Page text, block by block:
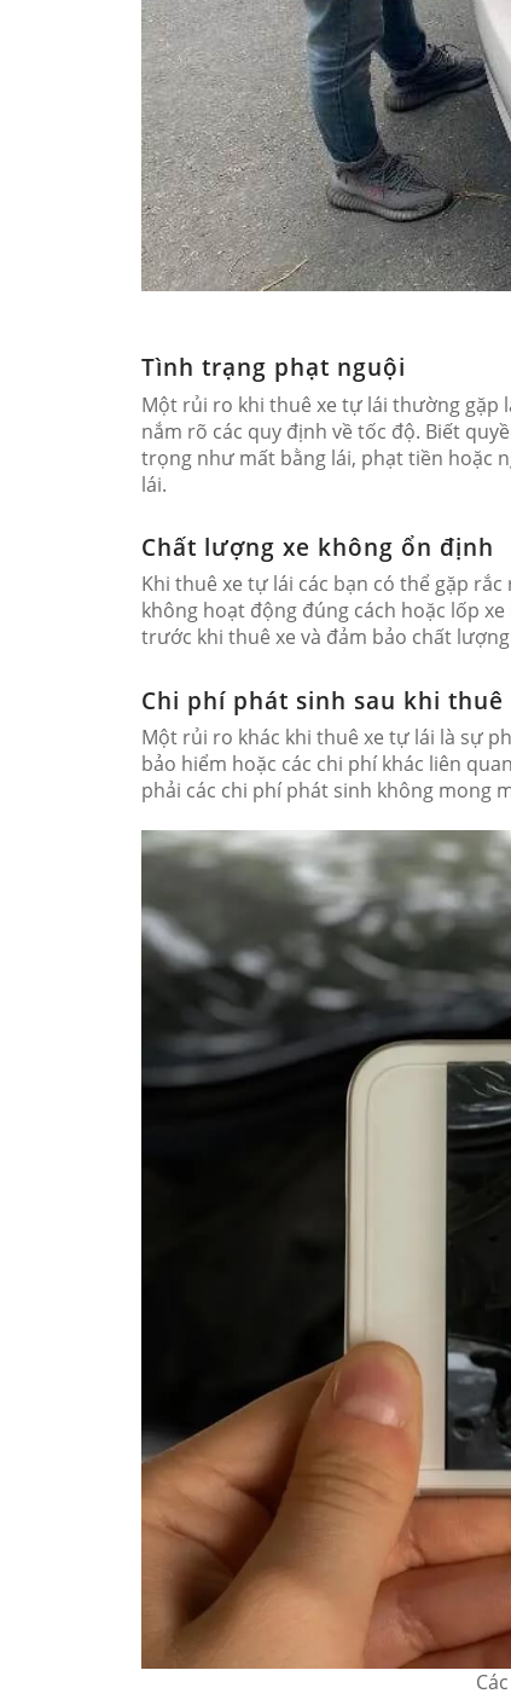
Tình trạng phạt nguội
Một rủi ro khi thuê xe tự lái thường gặp
nắm rõ các quy định về tốc độ. Biết
trọng như mất bằng lái, phạt tiền hoặc
lái.
Chất lượng xe không ổn định
Khi thuê xe tự lái các bạn có thể gặp
không hoạt động đúng cách hoặc lốp
trước khi thuê xe và đảm bảo chất
Chi phí phát sinh sau khi thuê
Một rủi ro khác khi thuê xe tự lái là sự
bảo hiểm hoặc các chi phí khác liên
phải các chi phí phát sinh không mong